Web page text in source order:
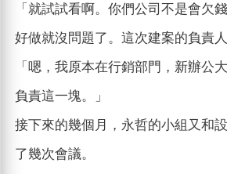
「就試試看啊。你們公司不是會欠
好做就沒問題了。這次建案的負責人
「嗯，我原本在行銷部門，新辦公
負責這一塊。」
接下來的幾個月，永哲的小組又和
了幾次會議。